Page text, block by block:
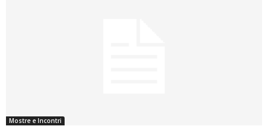
Mostre e Incontri